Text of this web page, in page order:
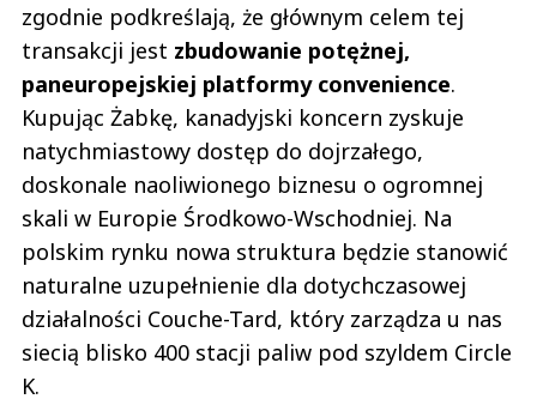
zgodnie podkreślają, że głównym celem tej
transakcji jest zbudowanie potężnej,
paneuropejskiej platformy convenience.
Kupując Żabkę, kanadyjski koncern zyskuje
natychmiastowy dostęp do dojrzałego,
doskonale naoliwionego biznesu o ogromnej
skali w Europie Środkowo-Wschodniej. Na
polskim rynku nowa struktura będzie stanowić
naturalne uzupełnienie dla dotychczasowej
działalności Couche-Tard, który zarządza u nas
siecią blisko 400 stacji paliw pod szyldem Circle
K.